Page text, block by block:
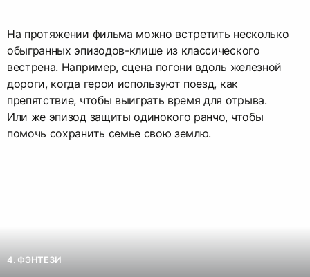
На протяжении фильма можно встретить несколько
обыгранных эпизодов-клише из классического
вестрена. Например, сцена погони вдоль железной
дороги, когда герои используют поезд, как
препятствие, чтобы выиграть время для отрыва.
Или же эпизод защиты одинокого ранчо, чтобы
помочь сохранить семье свою землю.
4. ФЭНТЕЗИ